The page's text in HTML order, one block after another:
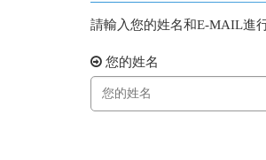
請輸入您的姓名和E-MAIL進
您的姓名